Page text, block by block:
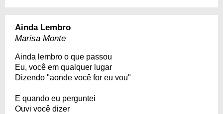
Ainda Lembro
Marisa Monte
Ainda lembro o que passou
Eu, você em qualquer lugar
Dizendo "aonde você for eu vou"
E quando eu perguntei
Ouvi você dizer